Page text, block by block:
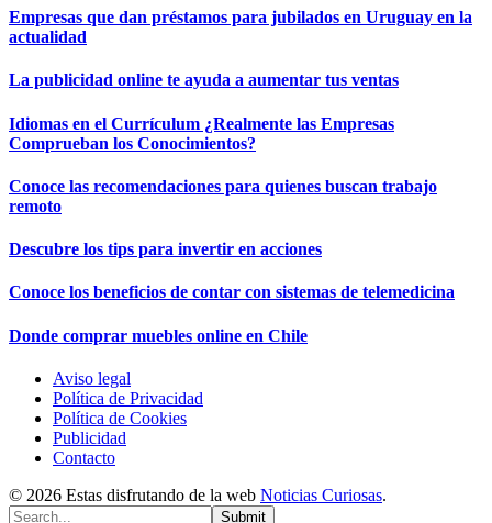
Empresas que dan préstamos para jubilados en Uruguay en la
actualidad
La publicidad online te ayuda a aumentar tus ventas
Idiomas en el Currículum ¿Realmente las Empresas
Comprueban los Conocimientos?
Conoce las recomendaciones para quienes buscan trabajo
remoto
Descubre los tips para invertir en acciones
Conoce los beneficios de contar con sistemas de telemedicina
Donde comprar muebles online en Chile
Aviso legal
Política de Privacidad
Política de Cookies
Publicidad
Contacto
© 2026 Estas disfrutando de la web Noticias Curiosas.
Submit